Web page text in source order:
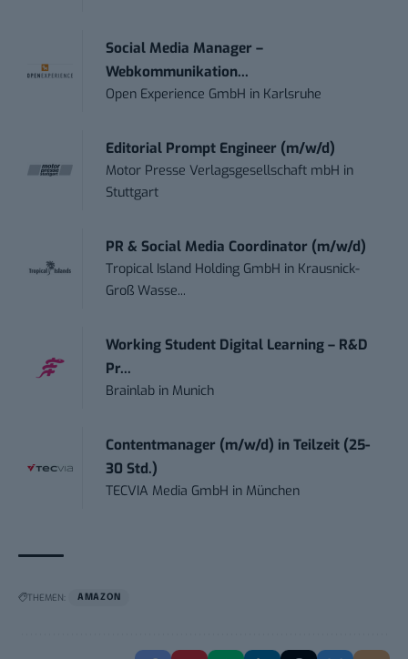
Social Media Manager –
Webkommunikation...
Open Experience GmbH in Karlsruhe
Editorial Prompt Engineer (m/w/d)
Motor Presse Verlagsgesellschaft mbH in
Stuttgart
PR & Social Media Coordinator (m/w/d)
Tropical Island Holding GmbH in Krausnick-
Groß Wasse...
Working Student Digital Learning – R&D
Pr...
Brainlab in Munich
Contentmanager (m/w/d) in Teilzeit (25-
30 Std.)
TECVIA Media GmbH in München
THEMEN: AMAZON